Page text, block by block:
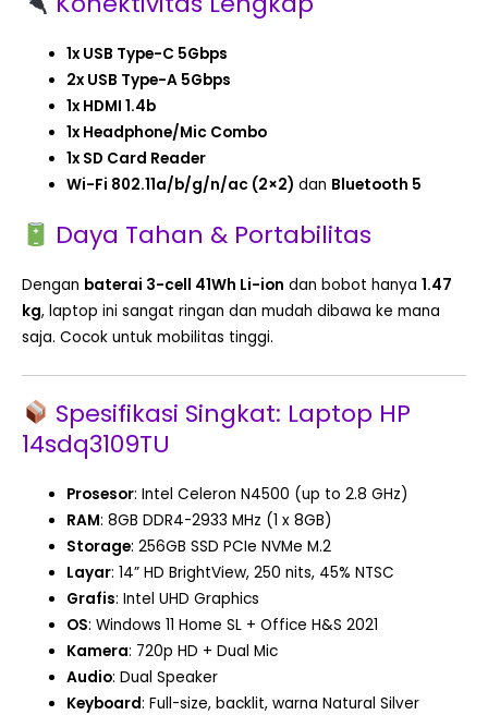
1x USB Type-C 5Gbps
2x USB Type-A 5Gbps
1x HDMI 1.4b
1x Headphone/Mic Combo
1x SD Card Reader
Wi-Fi 802.11a/b/g/n/ac (2×2) dan Bluetooth 5
Daya Tahan & Portabilitas
Dengan baterai 3-cell 41Wh Li-ion dan bobot hanya 1.47
kg, laptop ini sangat ringan dan mudah dibawa ke mana
saja. Cocok untuk mobilitas tinggi.
Spesifikasi Singkat: Laptop HP
14sdq3109TU
Prosesor: Intel Celeron N4500 (up to 2.8 GHz)
RAM: 8GB DDR4-2933 MHz (1 x 8GB)
Storage: 256GB SSD PCIe NVMe M.2
Layar: 14” HD BrightView, 250 nits, 45% NTSC
Grafis: Intel UHD Graphics
OS: Windows 11 Home SL + Office H&S 2021
Kamera: 720p HD + Dual Mic
Audio: Dual Speaker
Keyboard: Full-size, backlit, warna Natural Silver